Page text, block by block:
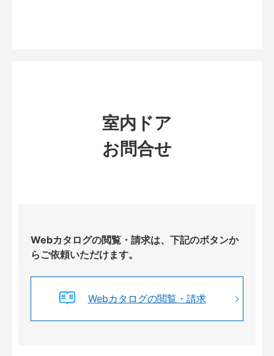
室内ドア
お問合せ
Webカタログの閲覧・請求は、下記のボタンか
らご依頼いただけます。
Webカタログの閲覧・請求